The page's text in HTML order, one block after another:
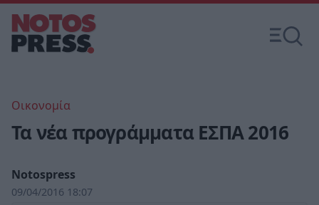
Οικονομία
Τα νέα προγράμματα ΕΣΠΑ 2016
Notospress
09/04/2016 18:07